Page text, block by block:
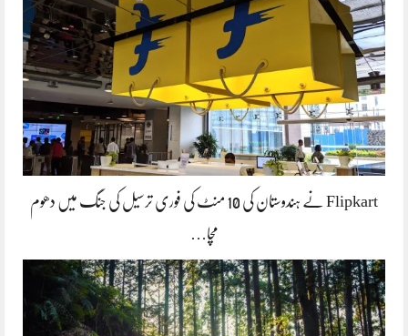
Flipkart نے ہندوستان کی 10 منٹ کی فوری ترسیل کی جنگ میں دھوم
مچا…